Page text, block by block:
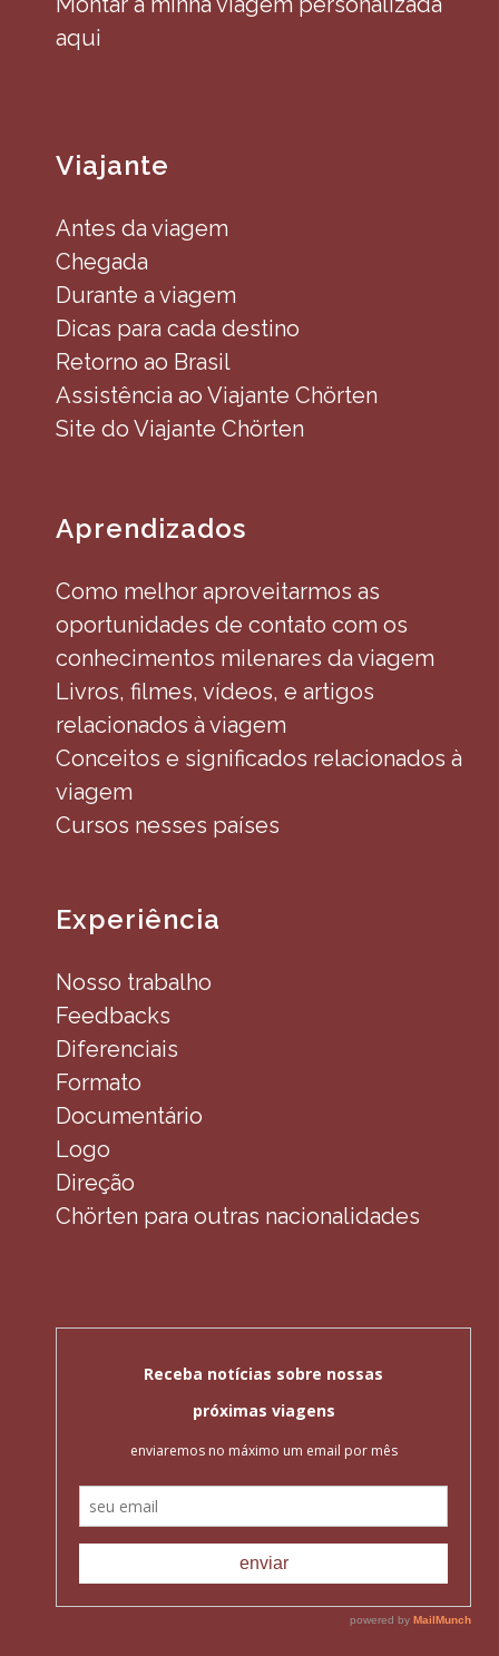
aqui
Viajante
Antes da viagem
Chegada
Durante a viagem
Dicas para cada destino
Retorno ao Brasil
Assistência ao Viajante Chörten
Site do Viajante Chörten
Aprendizados
Como melhor aproveitarmos as
oportunidades de contato com os
conhecimentos milenares da viagem
Livros, filmes, vídeos, e artigos
relacionados à viagem
Conceitos e significados relacionados à
viagem
Cursos nesses países
Experiência
Nosso trabalho
Feedbacks
Diferenciais
Formato
Documentário
Logo
Direção
Chörten para outras nacionalidades